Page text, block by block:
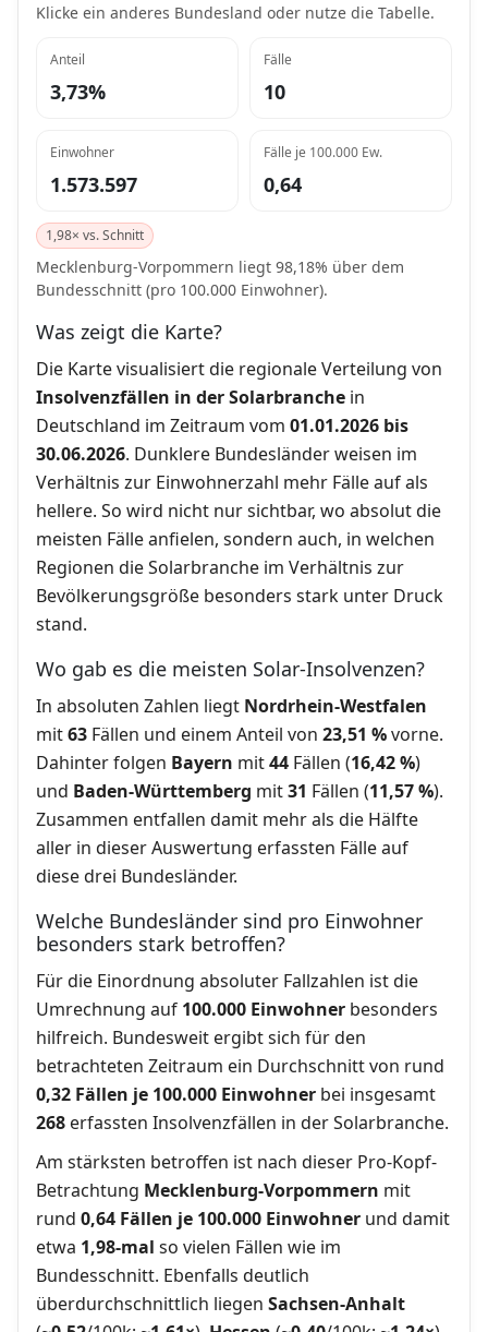
Klicke ein anderes Bundesland oder nutze die Tabelle.
Anteil
3,73%
Fälle
10
Einwohner
1.573.597
Fälle je 100.000 Ew.
0,64
1,98× vs. Schnitt
Mecklenburg-Vorpommern liegt 98,18% über dem
Bundesschnitt (pro 100.000 Einwohner).
Was zeigt die Karte?
Die Karte visualisiert die regionale Verteilung von
Insolvenzfällen in der Solarbranche in
Deutschland im Zeitraum vom 01.01.2026 bis
30.06.2026. Dunklere Bundesländer weisen im
Verhältnis zur Einwohnerzahl mehr Fälle auf als
hellere. So wird nicht nur sichtbar, wo absolut die
meisten Fälle anfielen, sondern auch, in welchen
Regionen die Solarbranche im Verhältnis zur
Bevölkerungsgröße besonders stark unter Druck
stand.
Wo gab es die meisten Solar-Insolvenzen?
In absoluten Zahlen liegt Nordrhein-Westfalen
mit63 Fällen und einem Anteil von 23,51 %vorne.
Dahinter folgen Bayern mit44 Fällen (16,42 %)
und Baden-Württemberg mit31 Fällen (11,57 %).
Zusammen entfallen damit mehr als die Hälfte
aller in dieser Auswertung erfassten Fälle auf
diese drei Bundesländer.
Welche Bundesländer sind pro Einwohner
besonders stark betroffen?
Für die Einordnung absoluter Fallzahlen ist die
Umrechnung auf 100.000 Einwohner besonders
hilfreich. Bundesweit ergibt sich für den
betrachteten Zeitraum ein Durchschnitt von rund
0,32 Fällen je 100.000 Einwohner bei insgesamt
268 erfassten Insolvenzfällen in der Solarbranche.
Am stärksten betroffen ist nach dieser Pro-Kopf-
Betrachtung Mecklenburg-Vorpommern mit
rund 0,64 Fällen je 100.000 Einwohner und damit
etwa 1,98-mal so vielen Fällen wie im
Bundesschnitt. Ebenfalls deutlich
überdurchschnittlich liegen Sachsen-Anhalt